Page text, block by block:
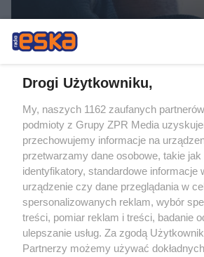
karierę. „Bestia”
parkietu po 20
Drogi Użytkowniku,
My, naszych 1162 zaufanych
podmioty z Grupy ZPR Media
przechowujemy informacje na
przetwarzamy dane osobowe, takie jak
identyfikatory, standardowe informacje
urządzenie czy dane przeglądania w
spersonalizowanych reklam, wybór
treści, pomiar reklam i treści, badanie
ulepszanie usług. Za zgodą
Partnerzy możemy używać